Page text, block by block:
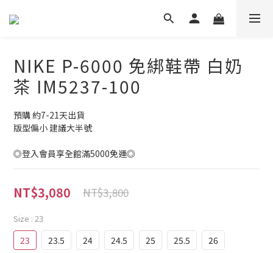
NIKE P-6000 免綁鞋帶 白奶
茶 IM5237-100
預購 約7-21天出貨
版型偏小 建議大半號
◎登入會員享全館滿5000免運◎
NT$3,080 NT$3,800
Size : 23
23 23.5 24 24.5 25 25.5 26